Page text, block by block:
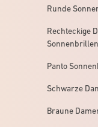
Runde
Rechteckige
Sonnenbrillen
Panto
Schwarze
Braune